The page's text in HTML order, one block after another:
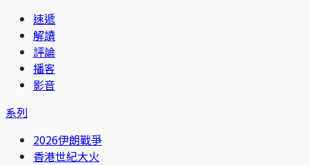
速遞
解讀
評論
播客
影音
系列
2026伊朗戰爭
香港世紀大火